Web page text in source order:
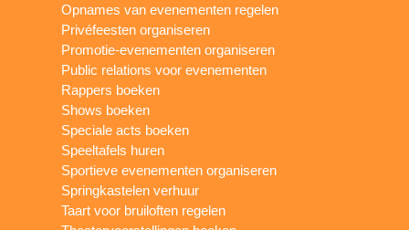
Opnames van evenementen regelen
Privéfeesten organiseren
Promotie-evenementen organiseren
Public relations voor evenementen
Rappers boeken
Shows boeken
Speciale acts boeken
Speeltafels huren
Sportieve evenementen organiseren
Springkastelen verhuur
Taart voor bruiloften regelen